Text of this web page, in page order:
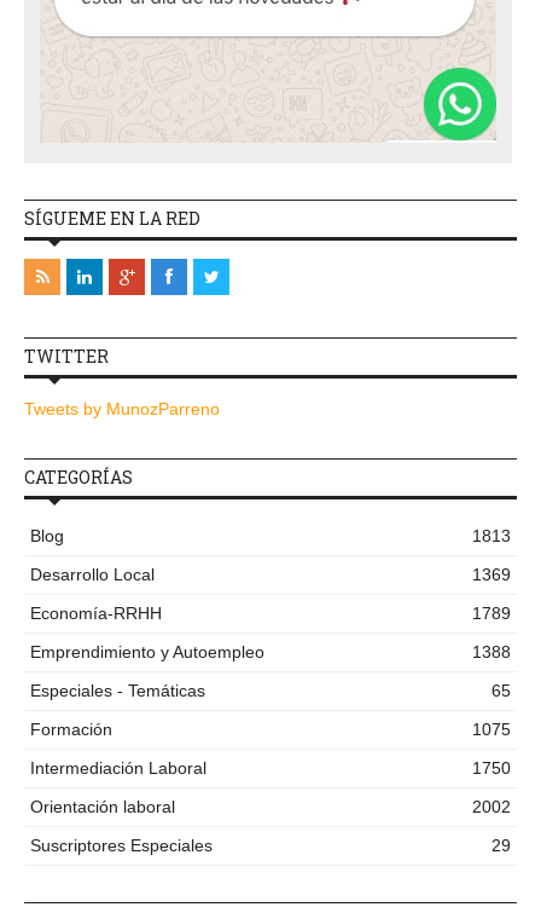
SÍGUEME EN LA RED
TWITTER
Tweets by MunozParreno
CATEGORÍAS
Blog
1813
Desarrollo Local
1369
Economía-RRHH
1789
Emprendimiento y Autoempleo
1388
Especiales - Temáticas
65
Formación
1075
Intermediación Laboral
1750
Orientación laboral
2002
Suscriptores Especiales
29